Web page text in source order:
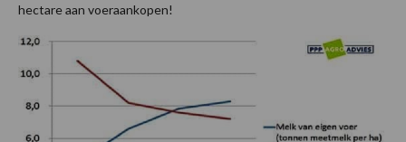
hectare aan voeraankopen!